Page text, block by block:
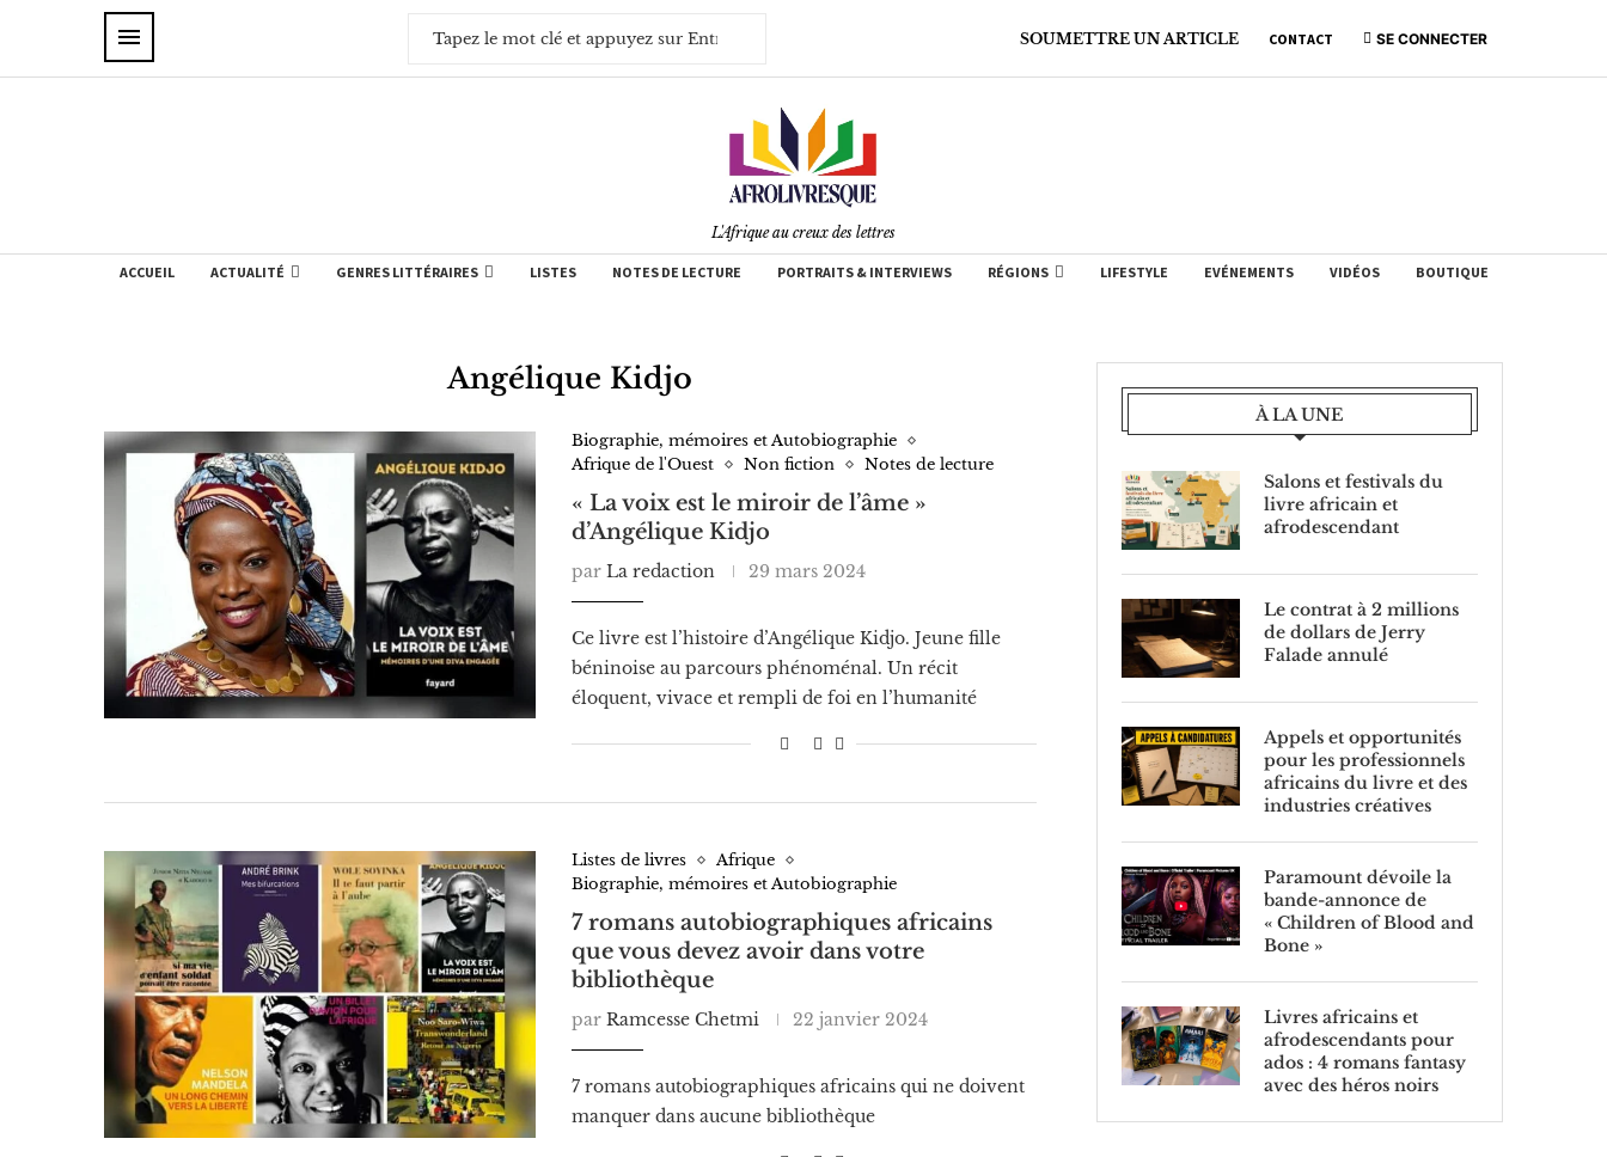
SOUMETTRE UN ARTICLE CONTACT SE CONNECTER
L'Afrique au creux des lettres
ACCUEIL ACTUALITÉ GENRES LITTÉRAIRES LISTES NOTES DE LECTURE PORTRAITS & INTERVIEWS RÉGIONS LIFESTYLE EVÉNEMENTS VIDÉOS BOUTIQUE
Angélique Kidjo
Biographie, mémoires et Autobiographie
Afrique de l'Ouest
Non fiction Notes de lecture
« La voix est le miroir de l’âme »
d’Angélique Kidjo
par La redaction 29 mars 2024
Ce livre est l’histoire d’Angélique Kidjo. Jeune fille
béninoise au parcours phénoménal. Un récit
éloquent, vivace et rempli de foi en l’humanité
Listes de livres
Afrique
Biographie, mémoires et Autobiographie
7 romans autobiographiques africains
que vous devez avoir dans votre
bibliothèque
par Ramcesse Chetmi 22 janvier 2024
7 romans autobiographiques africains qui ne doivent
manquer dans aucune bibliothèque
À LA UNE
Salons et festivals du
livre africain et
afrodescendant
Le contrat à 2 millions
de dollars de Jerry
Falade annulé
Appels et opportunités
pour les professionnels
africains du livre et des
industries créatives
Paramount dévoile la
bande-annonce de
« Children of Blood and
Bone »
Livres africains et
afrodescendants pour
ados : 4 romans fantasy
avec des héros noirs